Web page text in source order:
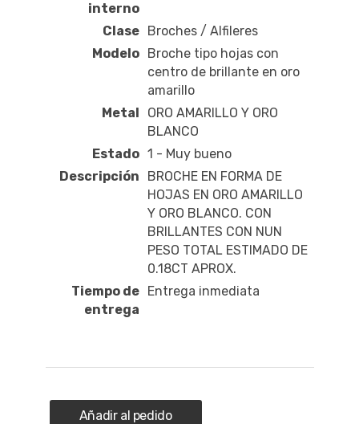
interno
Clase Broches / Alfileres
Modelo Broche tipo hojas con
centro de brillante en oro
amarillo
Metal
ORO AMARILLO Y ORO
BLANCO
Estado 1 - Muy bueno
Descripción
BROCHE EN FORMA DE
HOJAS EN ORO AMARILLO
Y ORO BLANCO. CON
BRILLANTES CON NUN
PESO TOTAL ESTIMADO DE
0.18CT APROX.
Tiempo de
entrega
Entrega inmediata
Añadir al pedido